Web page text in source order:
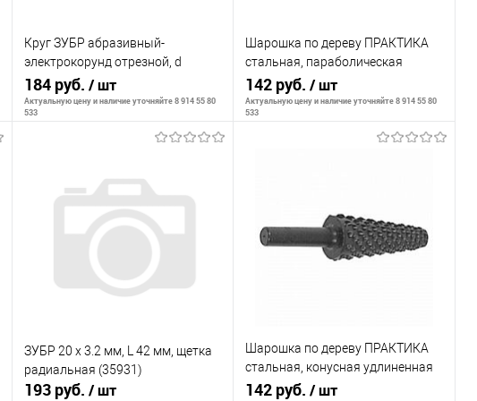
Круг ЗУБР абразивный-
электрокорунд отрезной, d
24x2,0х0,40мм, 10шт
184 руб. / шт
Актуальную цену и наличие уточняйте 8 914 55 80
533
В корзину
К сравнению
Шарошка по дереву ПРАКТИКА
стальная, параболическая
удлиненная 13 х 28 мм, хвост 6
мм, блистер
142 руб./ шт
Актуальную цену и наличие уточняйте 8 914 55 80
533
К сравнению
В избранное
В наличии
ЗУБР 20 x 3.2 мм, L 42 мм, щетка
радиальная (35931)
193 руб. / шт
Шарошка по дереву ПРАКТИКА
стальная, конусная удлиненная
13 х 32 мм, хвост 6 мм, блистер
142 руб./ шт